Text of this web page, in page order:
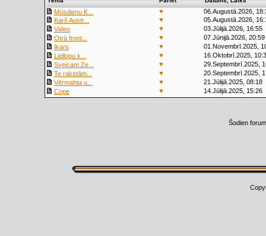
Mūsdienu K... ▼
06.Augustā.2026,
Karš Austr...
▼
05.Augustā.2026,
Video
▼
03.Jūlijā.2026, 16:55
Otrā front...
▼
07.Jūnijā.2026, 20:59
Ikars
▼
01.Novembrī.2025,
Liellopu k...
▼
16.Oktobrī.2025,
Sveicam Ze...
▼
29.Septembrī.2025,
Te rakstām...
▼
20.Septembrī.2025,
Vērmahta u...
▼
21.Jūlijā.2025, 08:18
Cope
▼ 14.Jūlijā.2025, 15:26
Šodien